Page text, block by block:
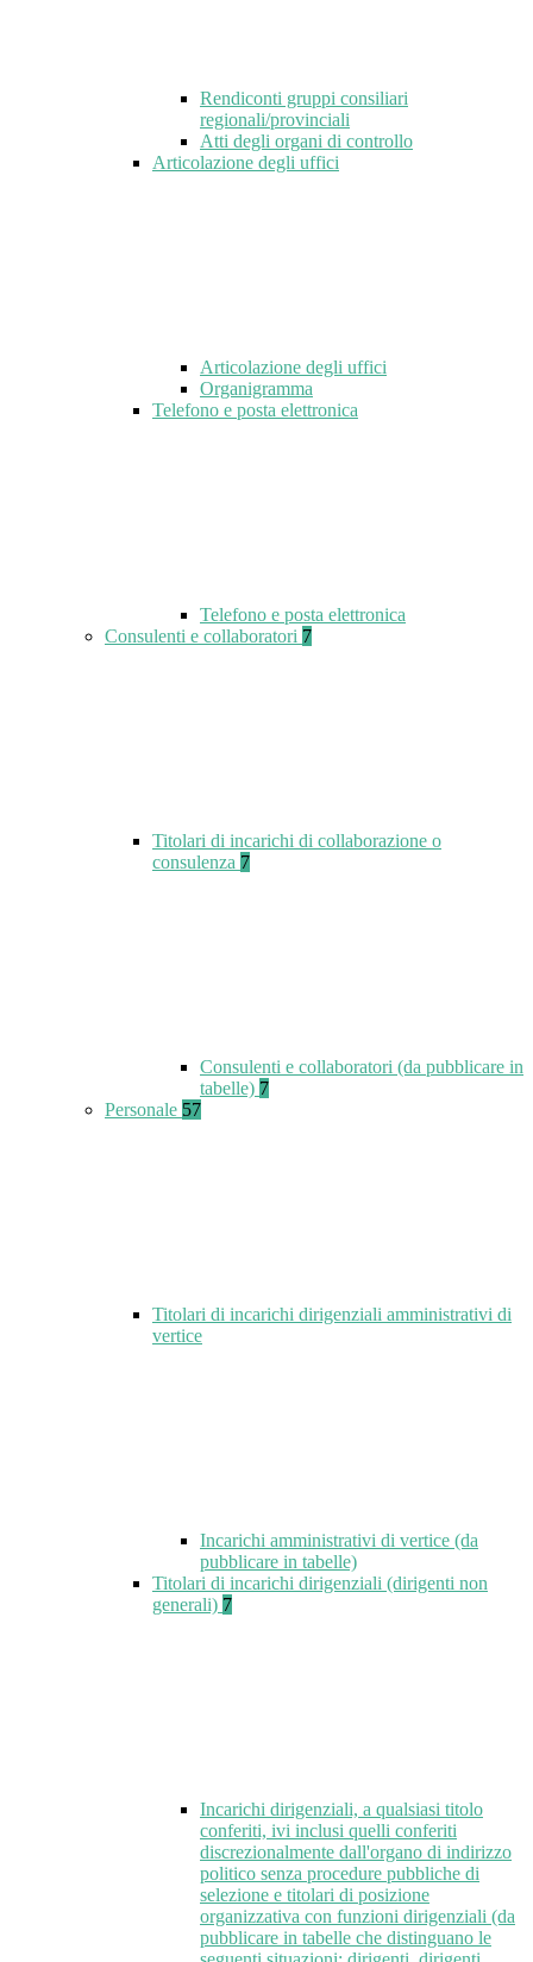
Rendiconti gruppi consiliari
regionali/provinciali
Atti degli organi di controllo
Articolazione degli uffici
Articolazione degli uffici
Organigramma
Telefono e posta elettronica
Telefono e posta elettronica
Consulenti e collaboratori 7
Titolari di incarichi di collaborazione o
consulenza 7
Consulenti e collaboratori (da pubblicare in
tabelle) 7
Personale 57
Titolari di incarichi dirigenziali amministrativi di
vertice
Incarichi amministrativi di vertice (da
pubblicare in tabelle)
Titolari di incarichi dirigenziali (dirigenti non
generali) 7
Incarichi dirigenziali, a qualsiasi titolo
conferiti, ivi inclusi quelli conferiti
discrezionalmente dall'organo di indirizzo
politico senza procedure pubbliche di
selezione e titolari di posizione
organizzativa con funzioni dirigenziali (da
pubblicare in tabelle che distinguano le